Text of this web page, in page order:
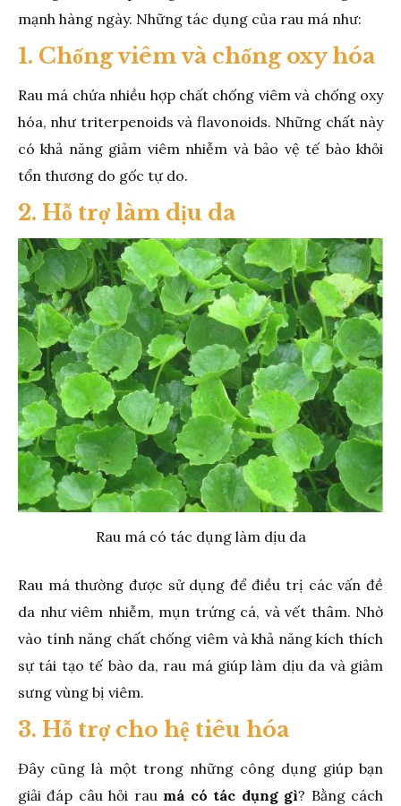
mạnh hàng ngày. Những tác dụng của rau má như:
1. Chống viêm và chống oxy hóa
Rau má chứa nhiều hợp chất chống viêm và chống oxy
hóa, như triterpenoids và flavonoids. Những chất này
có khả năng giảm viêm nhiễm và bảo vệ tế bào khỏi
tổn thương do gốc tự do.
2. Hỗ trợ làm dịu da
Rau má có tác dụng làm dịu da
Rau má thường được sử dụng để điều trị các vấn đề
da như viêm nhiễm, mụn trứng cá, và vết thâm. Nhờ
vào tính năng chất chống viêm và khả năng kích thích
sự tái tạo tế bào da, rau má giúp làm dịu da và giảm
sưng vùng bị viêm.
3. Hỗ trợ cho hệ tiêu hóa
Đây cũng là một trong những công dụng giúp bạn
giải đáp câu hỏi rau má có tác dụng gì? Bằng cách